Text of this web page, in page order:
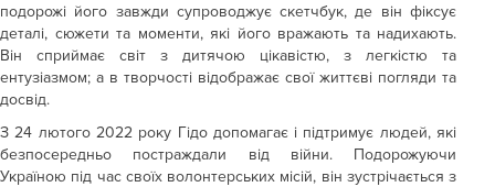
подорожі його завжди супроводжує скетчбук, де він фіксує
деталі, сюжети та моменти, які його вражають та надихають.
Він сприймає світ з дитячою цікавістю, з легкістю та
ентузіазмом; а в творчості відображає свої життєві погляди та
досвід.
З 24 лютого 2022 року Гідо допомагає і підтримує людей, які
безпосередньо постраждали від війни. Подорожуючи
Україною під час своїх волонтерських місій, він зустрічається з